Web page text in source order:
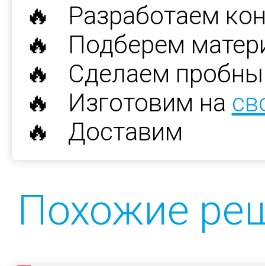
🔥 Разработаем
🔥 Подберем
🔥 Сделаем
🔥 Изготовим на
🔥 Доставим
Похожие